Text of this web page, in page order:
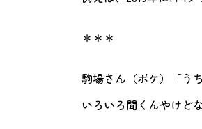
＊＊＊
駒場さん（ボケ）「う
いろいろ聞くんやけど